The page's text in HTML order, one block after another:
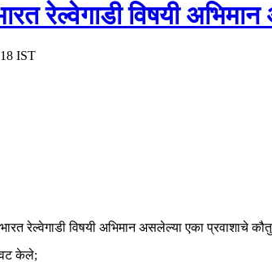
रेल्वेगाडी विषयी
IST
रेल्वेगाडी विषयी अभिमान असलेल्या एका प्रवाशाचे
केले;